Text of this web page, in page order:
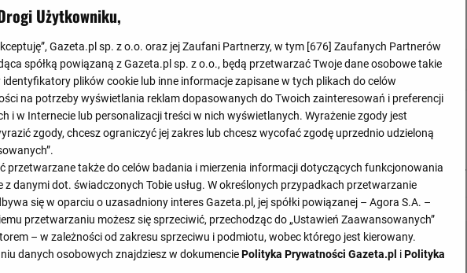
Przepraszamy, brak danych.
Użytkowniku,
Gazeta.pl sp. z o.o. oraz jej Zaufani Partnerzy, w tym [676] Zaufanych Partnerów
spółką powiązaną z Gazeta.pl sp. z o.o., będą przetwarzać Twoje dane osobowe takie
identyfikatory plików cookie lub inne informacje zapisane w tych plikach do celów
na potrzeby wyświetlania reklam dopasowanych do Twoich zainteresowań i preferencji
i w Internecie lub personalizacji treści w nich wyświetlanych. Wyrażenie zgody jest
zgody, chcesz ograniczyć jej zakres lub chcesz wycofać zgodę uprzednio udzieloną
przetwarzane także do celów badania i mierzenia informacji dotyczących funkcjonowania
z danymi dot. świadczonych Tobie usług. W określonych przypadkach przetwarzanie
się w oparciu o uzasadniony interes Gazeta.pl, jej spółki powiązanej – Agora S.A. –
przetwarzaniu możesz się sprzeciwić, przechodząc do „Ustawień Zaawansowanych”
– w zależności od zakresu sprzeciwu i podmiotu, wobec którego jest kierowany.
danych osobowych znajdziesz w dokumenciePolityka Prywatności Gazeta.pl iPolityka